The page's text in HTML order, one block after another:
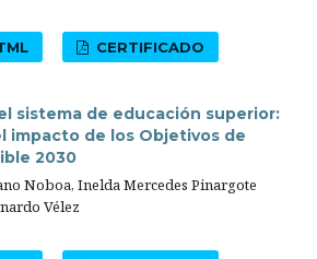
CERTIFICADO
sistema de educación superior:
impacto de los Objetivos de
2030
Noboa, Inelda Mercedes Pinargote
Vélez